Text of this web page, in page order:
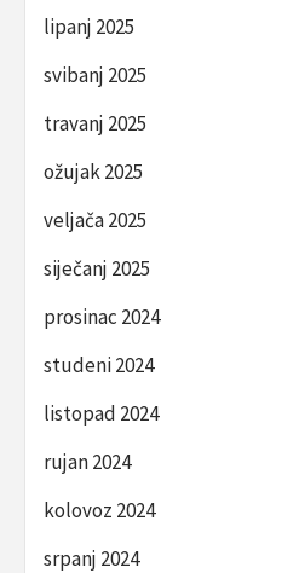
lipanj 2025
svibanj 2025
travanj 2025
ožujak 2025
veljača 2025
siječanj 2025
prosinac 2024
studeni 2024
listopad 2024
rujan 2024
kolovoz 2024
srpanj 2024